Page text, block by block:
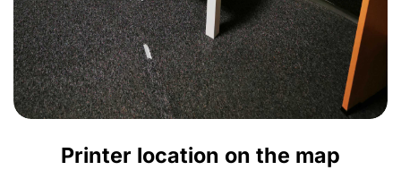
Printer location on the map